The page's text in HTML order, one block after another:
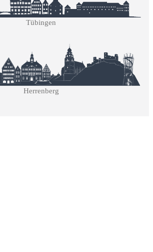
Tübingen
Herrenberg